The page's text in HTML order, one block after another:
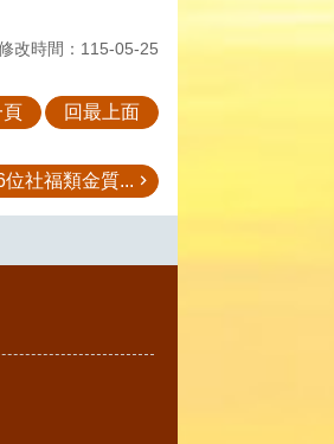
改時間：115-05-25
頁 回最上面
社福類金質...